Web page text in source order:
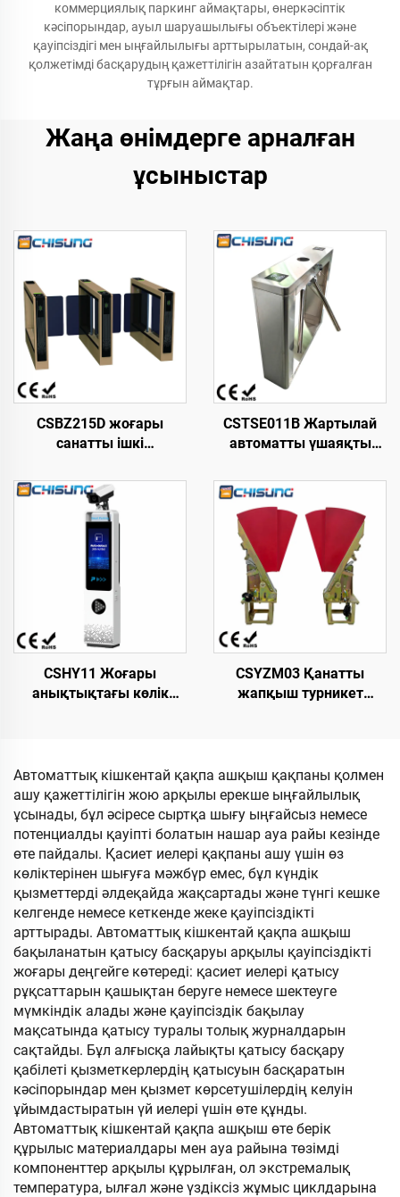
коммерциялық паркинг аймақтары, өнеркәсіптік
кәсіпорындар, ауыл шаруашылығы объектілері және
қауіпсіздігі мен ыңғайлылығы арттырылатын, сондай-ақ
қолжетімді басқарудың қажеттілігін азайтатын қорғалған
тұрғын аймақтар.
Жаңа өнімдерге арналған
ұсыныстар
CSBZ215D жоғары
санатты ішкі
жылдамдықты
айдағыш қақпа, өзі
әзірлеген қозғалтқыш,
темірден жасалған
ыстықтай
домалақталған парақ
корпус, құйма темір
механизмі
CSTSE011B Жартылай
автоматты үшаяқты
мм ұзындық х 250 мм
ені х 960 мм биіктік
Тұтынушылар үшін
тапсырыс бойынша
дайындалған тік бұрыш
CSHY11 Жоғары
анықтықтағы көлік
жарықтықтағы LCD
экраны
CSYZM03 Қанатты
жапқыш турникет
Автоматтық кішкентай қақпа ашқыш қақпаны қолмен
ашу қажеттілігін жою арқылы ерекше ыңғайлылық
ұсынады, бұл әсіресе сыртқа шығу ыңғайсыз немесе
потенциалды қауіпті болатын нашар ауа райы кезінде
өте пайдалы. Қасиет иелері қақпаны ашу үшін өз
көліктерінен шығуға мәжбүр емес, бұл күндік
қызметтерді әлдеқайда жақсартады және түнгі кешке
келгенде немесе кеткенде жеке қауіпсіздікті
арттырады. Автоматтық кішкентай қақпа ашқыш
бақыланатын қатысу басқаруы арқылы қауіпсіздікті
жоғары деңгейге көтереді: қасиет иелері қатысу
рұқсаттарын қашықтан беруге немесе шектеуге
мүмкіндік алады және қауіпсіздік бақылау
мақсатында қатысу туралы толық журналдарын
сақтайды. Бұл алғысқа лайықты қатысу басқару
қабілеті қызметкерлердің қатысуын басқаратын
кәсіпорындар мен қызмет көрсетушілердің келуін
ұйымдастыратын үй иелері үшін өте құнды.
Автоматтық кішкентай қақпа ашқыш өте берік
құрылыс материалдары мен ауа райына төзімді
компоненттер арқылы құрылған, ол экстремалық
температура, ылғал және үздіксіз жұмыс циклдарына